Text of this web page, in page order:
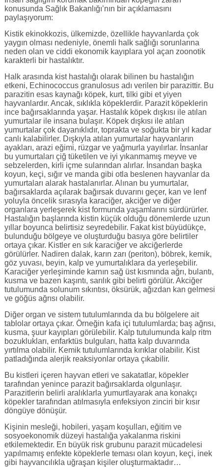
konusunda Sağlık Bakanlığı’nın bir açıklamasını
paylaşıyorum:
Kistik ekinokkozis, ülkemizde, özellikle hayvanlarda çok
yaygın olması nedeniyle, önemli halk sağlığı sorunlarına
neden olan ve ciddi ekonomik kayıplara yol açan zoonotik
karakterli bir hastalıktır.
Halk arasında kist hastalığı olarak bilinen bu hastalığın
etkeni, Echinococcus granulosus adı verilen bir parazittir. Bu
parazitin esas kaynağı köpek, kurt, tilki gibi et yiyen
hayvanlardır. Ancak, sıklıkla köpeklerdir. Parazit köpeklerin
ince bağırsaklarında yaşar. Hastalık köpek dışkısı ile atılan
yumurtalar ile insana bulaşır. Köpek dışkısı ile atılan
yumurtalar çok dayanıklıdır, toprakta ve soğukta bir yıl kadar
canlı kalabilirler. Dışkıyla atılan yumurtalar hayvanların
ayakları, arazi eğimi, rüzgar ve yağmurla yayılırlar. İnsanlar
bu yumurtaları çiğ tüketilen ve iyi yıkanmamış meyve ve
sebzelerden, kirli içme sularından alırlar. İnsandan başka
koyun, keçi, sığır ve manda gibi otla beslenen hayvanlar da
yumurtaları alarak hastalanırlar. Alınan bu yumurtalar,
bağırsaklarda açılarak bağırsak duvarını geçer, kan ve lenf
yoluyla öncelik sırasıyla karaciğer, akciğer ve diğer
organlara yerleşerek kist formunda yaşamlarını sürdürürler.
Hastalığın başlarında kistin küçük olduğu dönemlerde uzun
yıllar boyunca belirtisiz seyredebilir. Fakat kist büyüdükçe,
bulunduğu bölgeye ve oluşturduğu basıya göre belirtiler
ortaya çıkar. Kistler en sık karaciğer ve akciğerlerde
görülürler. Nadiren dalak, karın zarı (periton), böbrek, kemik,
göz yuvası, beyin, kalp ve yumurtalıklara da yerleşebilir.
Karaciğer yerleşiminde karnın sağ üst kısmında ağrı, bulantı,
kusma ve bazen kaşıntı, sarılık gibi belirti görülür. Akciğer
tutulumunda solunum sıkıntısı, öksürük, ağızdan kan gelmesi
ve göğüs ağrısı olabilir.
Diğer organ ve sistem tutulumlarında da bu bölgelere ait
tablolar ortaya çıkar. Örneğin kafa içi tutulumlarda; baş ağrısı,
kusma, şuur kayıpları görülebilir. Kalp tutulumunda kalp ritm
bozuklukları, enfarktüs bulguları, hatta kalp duvarında
yırtılma olabilir. Kemik tutulumlarında kırıklar olabilir. Kist
patladığında alerjik reaksiyonlar ortaya çıkabilir.
Bu kistleri içeren hayvan etleri ve sakatatlar, köpekler
tarafından yenince parazit bağırsaklarda olgunlaşır.
Parazitlerin belirli aralıklarla yumurtlayarak ana konakçı
köpekler tarafından atılmasıyla enfeksiyon zinciri bir kısır
döngüye dönüşür.
Kişinin mesleği, hobileri, yaşam koşulları, eğitim ve
sosyoekonomik düzeyi hastalığa yakalanma riskini
etkilemektedir. En büyük risk grubunu parazit mücadelesi
yapılmamış enfekte köpeklerle teması olan koyun, keçi, inek
gibi hayvancılıkla uğraşan kişiler oluşturmaktadır…